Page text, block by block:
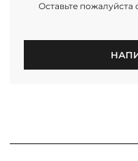
Оставьте пожалуйста